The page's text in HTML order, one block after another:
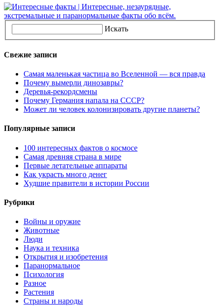
Искать
Свежие записи
Самая маленькая частица во Вселенной — вся правда
Почему вымерли динозавры?
Деревья-рекордсмены
Почему Германия напала на СССР?
Может ли человек колонизировать другие планеты?
Популярные записи
100 интересных фактов о космосе
Самая древняя страна в мире
Первые летательные аппараты
Как украсть много денег
Худшие правители в истории России
Рубрики
Войны и оружие
Животные
Люди
Наука и техника
Открытия и изобретения
Паранормальное
Психология
Разное
Растения
Страны и народы